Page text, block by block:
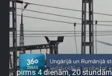
pirms 4 dienām, 20 stundām